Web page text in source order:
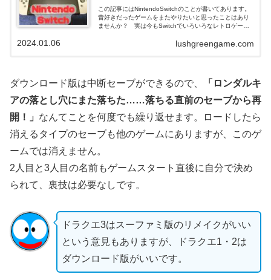
この記事にはNintendoSwitchのことが書いてあります。
昔好きだったゲームをまたやりたいと思ったことはあり
ませんか？ 実は今もSwitchでいろいろなレトロゲーム
lushgreengame.com
2024.01.06
ダウンロード版は中断セーブができるので、
「ロンダルキ
アの落とし穴にまた落ちた……落ちる直前のセーブから再
開！」 なんてことを何度でも繰り返せます。ロードしたら
消えるタイプのセーブも他のゲームにありますが、このゲ
ームでは消えません。
2人目と3人目の名前もゲームスタート直後に自分で決め
られて、裏技は必要なしです。
ドラクエ3はスーファミ版のリメイクがいい
という意見もありますが、ドラクエ1・2は
ダウンロード版がいいです。